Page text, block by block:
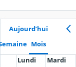
Aujourd’hui
Mois
Lundi
Mardi